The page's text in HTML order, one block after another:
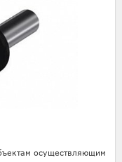
осуществляющим